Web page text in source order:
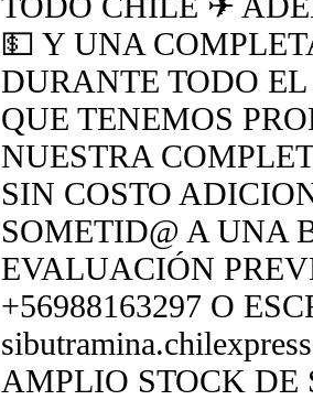
💵 Y UNA
DURANTE TODO EL
QUE TENEMOS
NUESTRA
SIN COSTO
SOMETID@ A UNA
EVALUACIÓN
+56988163297 O
AMPLIO STOCK DE